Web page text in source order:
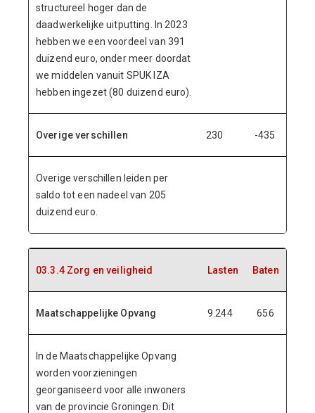
structureel hoger dan de
daadwerkelijke uitputting. In 2023
hebben we een voordeel van 391
duizend euro, onder meer doordat
we middelen vanuit SPUK IZA
hebben ingezet (80 duizend euro).
Overige verschillen 230 -435
Overige verschillen leiden per
saldo tot een nadeel van 205
duizend euro.
03.3.4 Zorg en veiligheid Lasten Baten
Maatschappelijke Opvang 9.244 656
In de Maatschappelijke Opvang
worden voorzieningen
georganiseerd voor alle inwoners
van de provincie Groningen. Dit